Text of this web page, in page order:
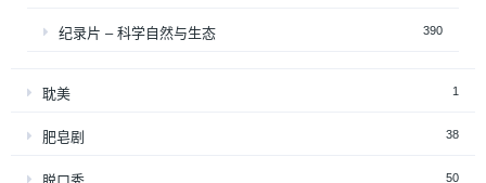
纪录片 – 科学自然与生态 390
耽美 1
肥皂剧 38
50